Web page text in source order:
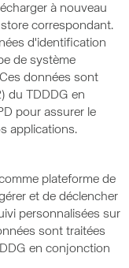
à nouveau
store correspondant.
d'identification
de système
données sont
du TDDDG en
pour assurer le
applications.
plateforme de
et de déclencher
personnalisées sur
sont traitées
en conjonction